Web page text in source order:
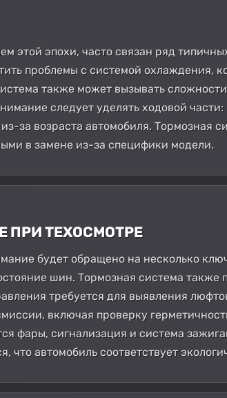
этой эпохи, часто связан ряд
проблемы с системой охлаждения,
также может вызывать
следует уделять ходовой
за возраста автомобиля. Тормозная
в замене из-за специфики модели.
ПРИ ТЕХОСМОТРЕ
будет обращено на несколько
шин. Тормозная система также
требуется для выявления
включая проверку
фары, сигнализация и система
что автомобиль соответствует